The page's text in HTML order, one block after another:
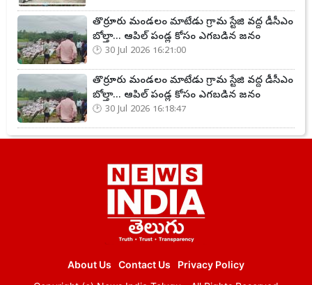
తొర్రూరు మండలం మాటేడు గ్రామ స్టేజి వద్ద డీసీఎం
బోల్తా... ఆపిల్ పండ్ల కోసం ఎగబడిన జనం
30 Jul 2026 16:21:00
తొర్రూరు మండలం మాటేడు గ్రామ స్టేజి వద్ద డీసీఎం
బోల్తా... ఆపిల్ పండ్ల కోసం ఎగబడిన జనం
30 Jul 2026 16:18:47
About Us Contact Us
Privacy Policy